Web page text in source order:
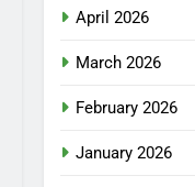
April 2026
March 2026
February 2026
January 2026